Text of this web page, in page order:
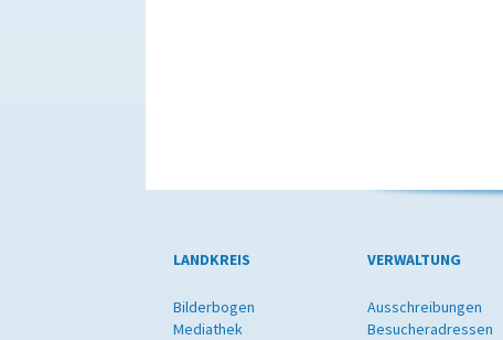
LANDKREIS
Bilderbogen
Mediathek
VERWALTUNG
Ausschreibungen
Besucheradressen